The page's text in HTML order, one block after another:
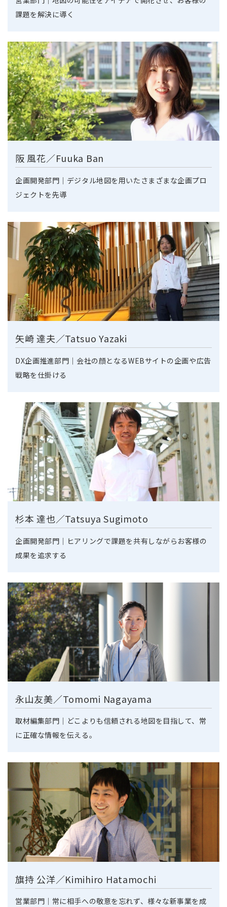
課題を解決に導く
阪 風花／Fuuka Ban
企画開発部門｜デジタル地図を用いたさまざまな企画プロ
ジェクトを先導
矢崎 達夫／Tatsuo Yazaki
DX企画推進部門｜会社の顔となるWEBサイトの企画や広告
戦略を仕掛ける
杉本 達也／Tatsuya Sugimoto
企画開発部門｜ヒアリングで課題を共有しながらお客様の
成果を追求する
永山友美／Tomomi Nagayama
取材編集部門｜どこよりも信頼される地図を目指して、常
に正確な情報を伝える。
旗持 公洋／Kimihiro Hatamochi
営業部門｜常に相手への敬意を忘れず、様々な新事業を成